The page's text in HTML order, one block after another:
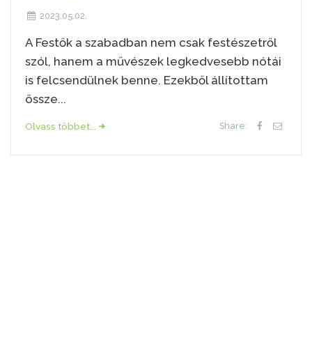
2023.05.02.
A Festők a szabadban nem csak festészetről
szól, hanem a művészek legkedvesebb nótái
is felcsendülnek benne. Ezekből állítottam
össze...
Olvass többet... Share: